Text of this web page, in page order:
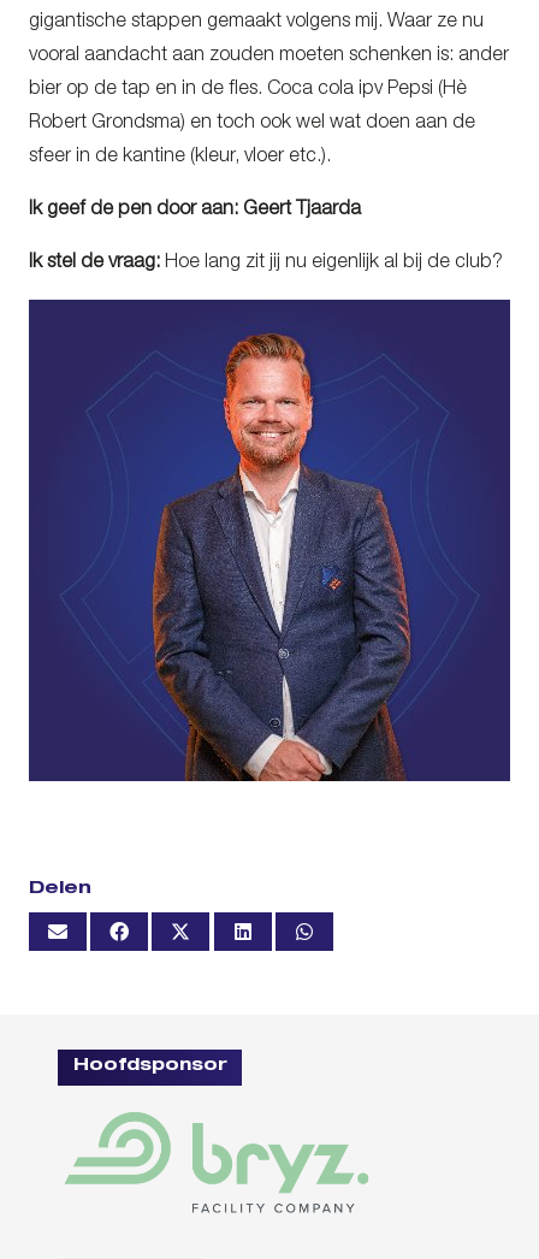
gigantische stappen gemaakt volgens mij. Waar ze nu
vooral aandacht aan zouden moeten schenken is: ander
bier op de tap en in de fles. Coca cola ipv Pepsi (Hè
Robert Grondsma) en toch ook wel wat doen aan de
sfeer in de kantine (kleur, vloer etc.).
Ik geef de pen door aan: Geert Tjaarda
Ik stel de vraag: Hoe lang zit jij nu eigenlijk al bij de club?
Delen
Hoofdsponsor